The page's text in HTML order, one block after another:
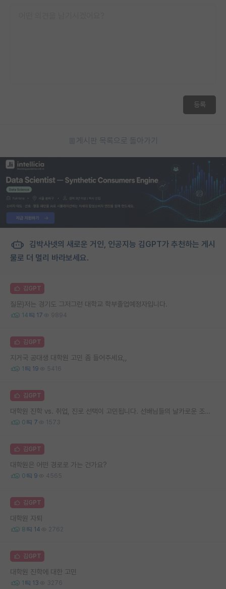
등록
게시판 목록으로 돌아가기
김박사넷의 새로운 거인, 인공지능 김GPT가 추천하는 게시
물로 더 멀리 바라보세요.
김GPT
질문)저는 경기도 그저그런 대학교 학부졸업예정자입니다.
14 17 9894
김GPT
지거국 공대생 대학원 고민 좀 들어주세요,,
1 19 5416
김GPT
대학원 진학 vs. 취업, 진로 선택이 고민됩니다. 선배님들의 날카로운 조언을 부탁드립니다.
0 7 1573
김GPT
대학원은 어떤 경로로 가는 건가요?
0 9 4565
김GPT
대학원 자퇴
8 14 2762
김GPT
대학원 진학에 대한 고민
1 13 3276